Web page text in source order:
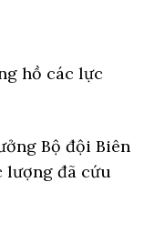
hồ các lực
Bộ đội Biên
lượng đã cứu